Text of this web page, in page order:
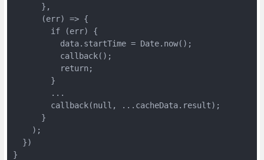
      },
      (err) => {
        if (err) {
          data.startTime = Date.now();
          callback();
          return;
        }
        ...
        callback(null, ...cacheData.result);
      }
    );
  })
}